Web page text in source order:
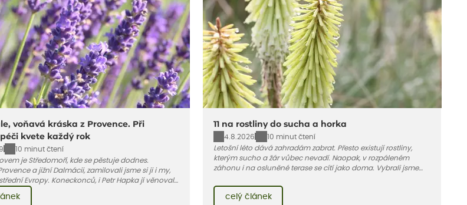
voňavá kráska z Provence. Při
kvete každý rok
10 minut čtení
je Středomoří, kde se pěstuje dodnes.
a jižní Dalmácii, zamilovali jsme si ji i my,
Evropy. Koneckonců, i Petr Hapka jí věnoval
– Levandulovou zná v podání zpěvačky
nejspíše každý...
11 na rostliny do sucha a horka
4.8.2026
10 minut čtení
Letošní léto dává zahradám zabrat. Přesto existují rostliny,
kterým sucho a žár vůbec nevadí. Naopak, v rozpáleném
záhonu i na osluněné terase se cítí jako doma. Vybrali jsme
léto bez pravidelné zálivky. Pojďme se podívat, které to jsou.
celý článek